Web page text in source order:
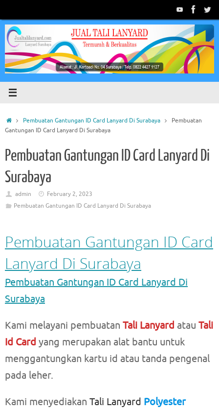
content
HomePembuatan Gantungan ID Card Lanyard Di Surabaya
Pembuatan
Gantungan ID Card Lanyard Di Surabaya
Pembuatan Gantungan ID Card Lanyard Di
Surabaya
admin
February 2, 2023
Pembuatan Gantungan ID Card Lanyard Di Surabaya
Pembuatan Gantungan ID Card
Lanyard Di Surabaya
Pembuatan Gantungan ID Card Lanyard Di
Surabaya
Kami melayani pembuatan Tali Lanyard atau Tali
Id Card yang merupakan alat bantu untuk
menggantungkan kartu id atau tanda pengenal
pada leher.
Kami menyediakan Tali Lanyard Polyester